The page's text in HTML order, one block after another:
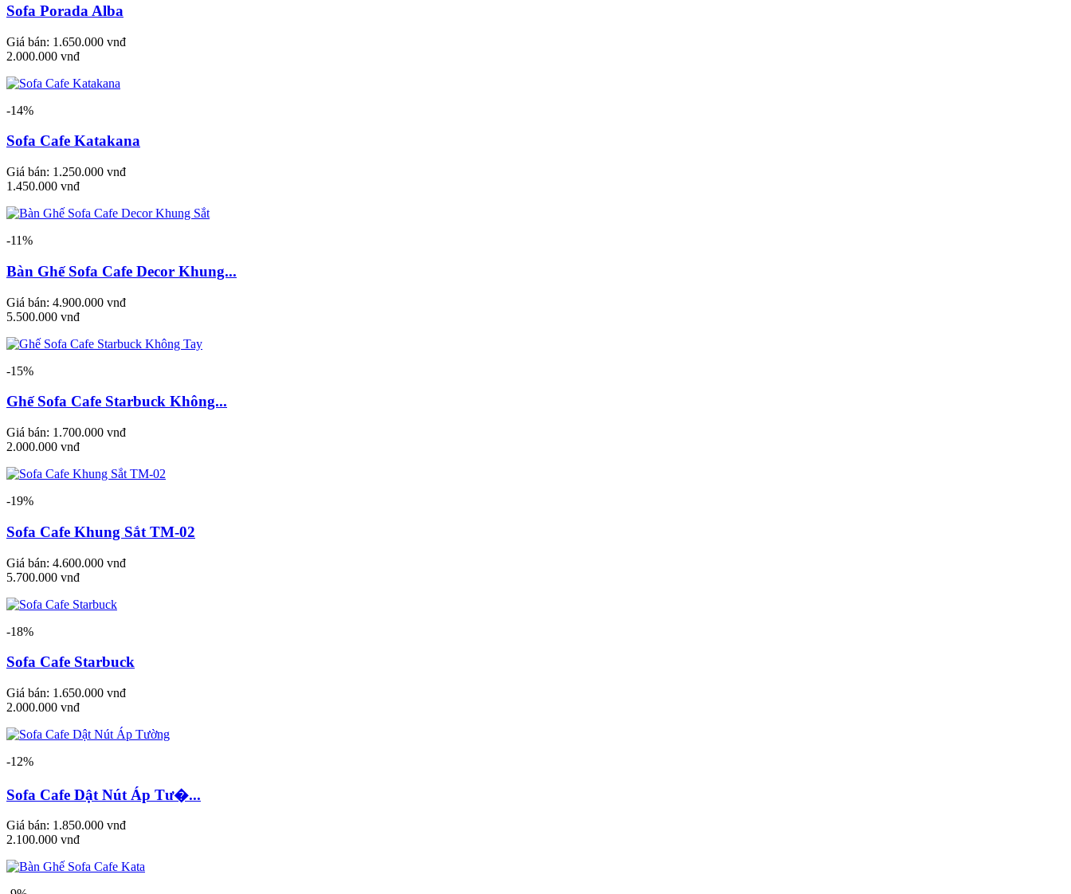
Sofa Porada Alba
Giá bán: 1.650.000 vnđ
2.000.000 vnđ
-14%
Sofa Cafe Katakana
Giá bán: 1.250.000 vnđ
1.450.000 vnđ
-11%
Bàn Ghế Sofa Cafe Decor Khung...
Giá bán: 4.900.000 vnđ
5.500.000 vnđ
-15%
Ghế Sofa Cafe Starbuck Không...
Giá bán: 1.700.000 vnđ
2.000.000 vnđ
-19%
Sofa Cafe Khung Sắt TM-02
Giá bán: 4.600.000 vnđ
5.700.000 vnđ
-18%
Sofa Cafe Starbuck
Giá bán: 1.650.000 vnđ
2.000.000 vnđ
-12%
Sofa Cafe Dật Nút Áp Tư�...
Giá bán: 1.850.000 vnđ
2.100.000 vnđ